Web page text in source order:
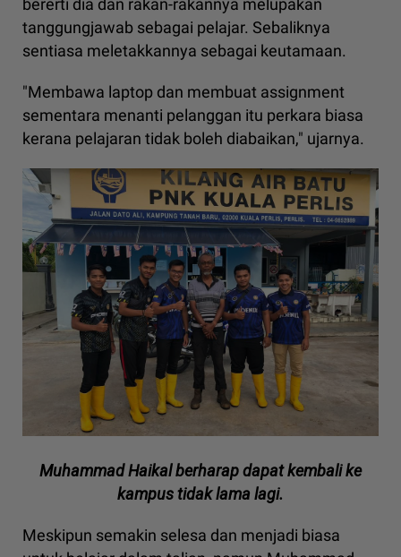
bererti dia dan rakan-rakannya melupakan
tanggungjawab sebagai pelajar. Sebaliknya
sentiasa meletakkannya sebagai keutamaan.
"Membawa laptop dan membuat assignment
sementara menanti pelanggan itu perkara biasa
kerana pelajaran tidak boleh diabaikan," ujarnya.
Muhammad Haikal berharap dapat kembali ke
kampus tidak lama lagi.
Meskipun semakin selesa dan menjadi biasa